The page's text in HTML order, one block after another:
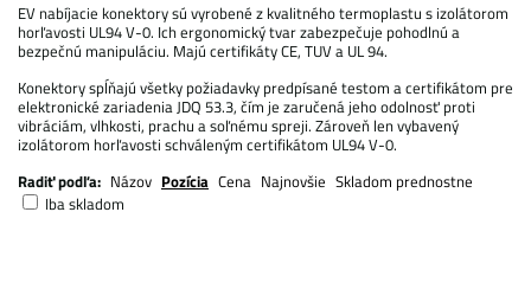
EV nabíjacie konektory sú vyrobené z kvalitného termoplastu s izolátorom
horľavosti UL94 V-0. Ich ergonomický tvar zabezpečuje pohodlnú a
bezpečnú manipuláciu. Majú certifikáty CE, TUV a UL 94.
Konektory spĺňajú všetky požiadavky predpísané testom a certifikátom pre
elektronické zariadenia JDQ 53.3, čím je zaručená jeho odolnosť proti
vibráciám, vlhkosti, prachu a soľnému spreji. Zároveň len vybavený
izolátorom horľavosti schváleným certifikátom UL94 V-0.
Radiť podľa: Názov Pozícia Cena Najnovšie Skladom prednostne
Iba skladom